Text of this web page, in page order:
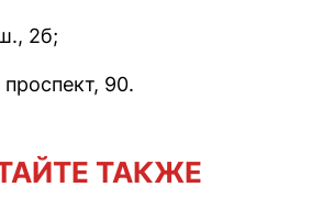
2б;
90.
ТАКЖЕ